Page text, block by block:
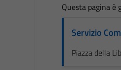
Questa pagina è
Servizio
Piazza della